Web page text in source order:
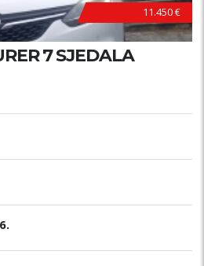
11.450 €
7 SJEDALA